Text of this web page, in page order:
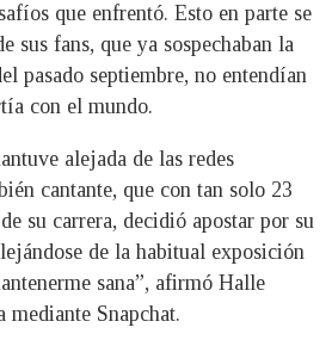
que enfrentó. Esto en parte se
sus fans, que ya sospechaban la
pasado septiembre, no entendían
con el mundo.
alejada de las redes
cantante, que con tan solo 23
su carrera, decidió apostar por su
de la habitual exposición
sana”, afirmó Halle
mediante Snapchat.